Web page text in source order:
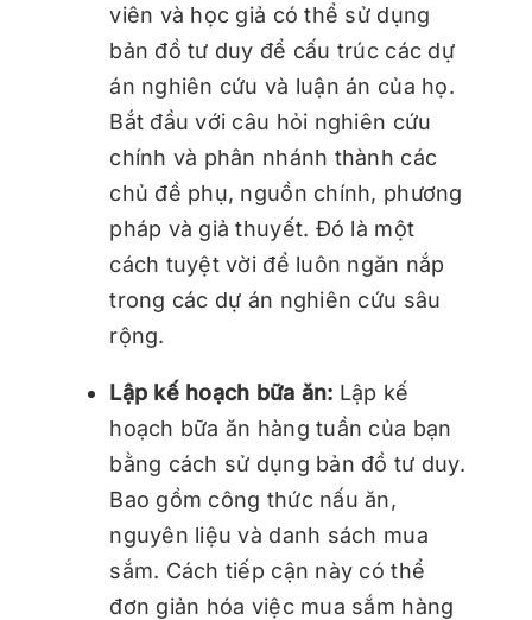
viên và học giả có thể sử dụng
bản đồ tư duy để cấu trúc các dự
án nghiên cứu và luận án của họ.
Bắt đầu với câu hỏi nghiên cứu
chính và phân nhánh thành các
chủ đề phụ, nguồn chính, phương
pháp và giả thuyết. Đó là một
cách tuyệt vời để luôn ngăn nắp
trong các dự án nghiên cứu sâu
rộng.
Lập kế hoạch bữa ăn: Lập kế
hoạch bữa ăn hàng tuần của bạn
bằng cách sử dụng bản đồ tư duy.
Bao gồm công thức nấu ăn,
nguyên liệu và danh sách mua
sắm. Cách tiếp cận này có thể
đơn giản hóa việc mua sắm hàng